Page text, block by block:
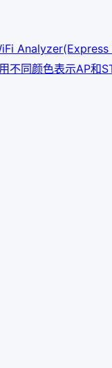
Analyzer(Express
同颜色表示AP和